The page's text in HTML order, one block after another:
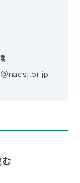
nacsj.or.jp
む